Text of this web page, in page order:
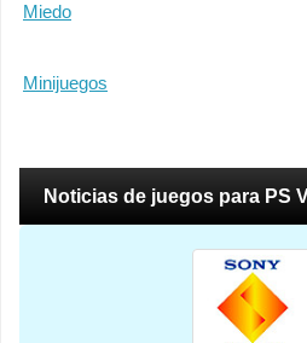
Miedo
Minijuegos
Noticias de juegos para PS